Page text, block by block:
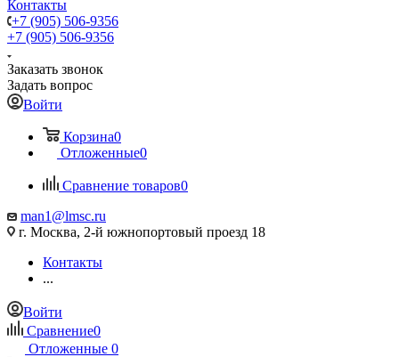
Контакты
+7 (905) 506-9356
+7 (905) 506-9356
Заказать звонок
Задать вопрос
Войти
Корзина0
Отложенные0
Сравнение товаров0
man1@lmsc.ru
г. Москва, 2-й южнопортовый проезд 18
Контакты
...
Войти
Сравнение0
Отложенные 0